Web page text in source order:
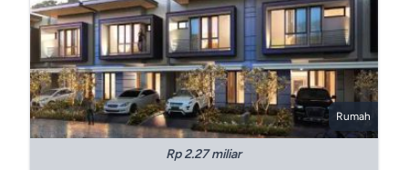
Rumah
Rp 2.27 miliar